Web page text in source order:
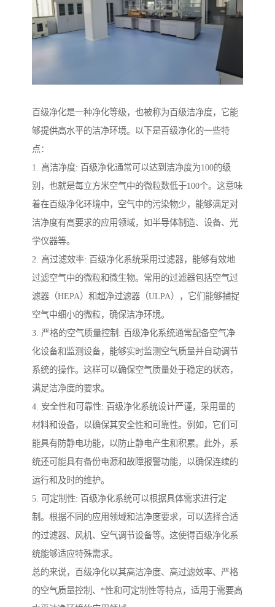
百级净化是一种净化等级，也被称为百级洁净度，它能
够提供高水平的洁净环境。以下是百级净化的一些特
点：
1. 高洁净度: 百级净化通常可以达到洁净度为100的级
别，也就是每立方米空气中的微粒数低于100个。这意味
着在百级净化环境中，空气中的污染物少，能够满足对
洁净度有高要求的应用领域，如半导体制造、设备、光
学仪器等。
2. 高过滤效率: 百级净化系统采用过滤器，能够有效地
过滤空气中的微粒和微生物。常用的过滤器包括空气过
滤器（HEPA）和超净过滤器（ULPA），它们能够捕捉
空气中细小的微粒，确保洁净环境。
3. 严格的空气质量控制: 百级净化系统通常配备空气净
化设备和监测设备，能够实时监测空气质量并自动调节
系统的操作。这样可以确保空气质量处于稳定的状态，
满足洁净度的要求。
4. 安全性和可靠性: 百级净化系统设计严谨，采用量的
材料和设备，以确保其安全性和可靠性。例如，它们可
能具有防静电功能，以防止静电产生和积累。此外，系
统还可能具有备份电源和故障报警功能，以确保连续的
运行和及时的维护。
5. 可定制性: 百级净化系统可以根据具体需求进行定
制。根据不同的应用领域和洁净度要求，可以选择合适
的过滤器、风机、空气调节设备等。这使得百级净化系
统能够适应特殊需求。
总的来说，百级净化以其高洁净度、高过滤效率、严格
的空气质量控制、*性和可定制性等特点，适用于需要高